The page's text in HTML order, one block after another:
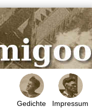
Gedichte Impressum